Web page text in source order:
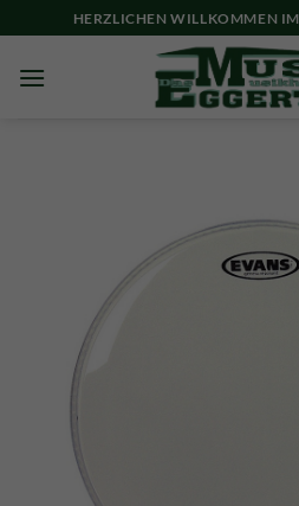
to
content
HERZLICHEN WILLKOMMEN